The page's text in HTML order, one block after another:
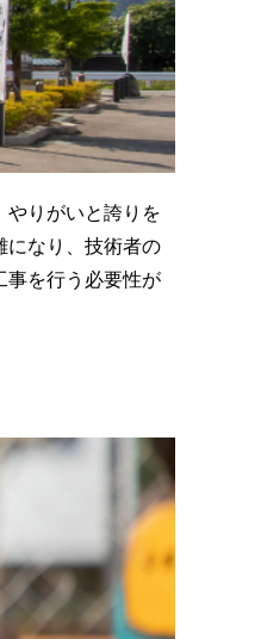
やりがいと誇りを
になり、技術者の
事を行う必要性が